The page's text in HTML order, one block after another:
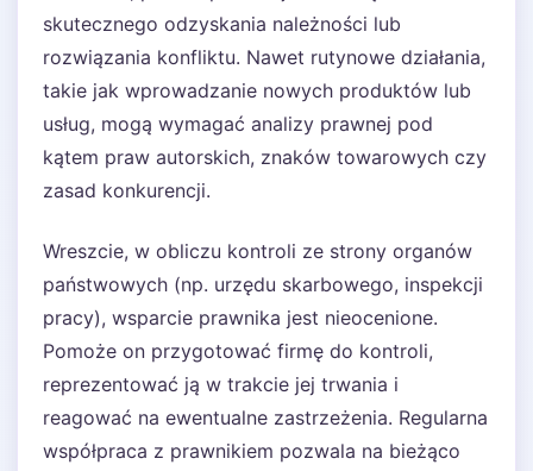
skutecznego odzyskania należności lub
rozwiązania konfliktu. Nawet rutynowe działania,
takie jak wprowadzanie nowych produktów lub
usług, mogą wymagać analizy prawnej pod
kątem praw autorskich, znaków towarowych czy
zasad konkurencji.
Wreszcie, w obliczu kontroli ze strony organów
państwowych (np. urzędu skarbowego, inspekcji
pracy), wsparcie prawnika jest nieocenione.
Pomoże on przygotować firmę do kontroli,
reprezentować ją w trakcie jej trwania i
reagować na ewentualne zastrzeżenia. Regularna
współpraca z prawnikiem pozwala na bieżąco